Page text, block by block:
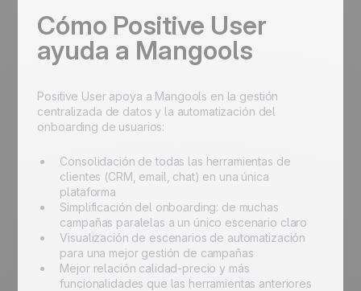
Cómo Positive User
ayuda a Mangools
Positive User apoya a Mangools en la gestión
centralizada de datos y la automatización del
onboarding de usuarios:
Consolidación de todas las herramientas de
clientes (CRM, email, chat) en una única
plataforma
Simplificación del onboarding: de muchas
campañas paralelas a un único escenario claro
Visualización de escenarios de automatización
para una mejor gestión de campañas
Mejor relación calidad-precio y más
funcionalidades que las herramientas anteriores